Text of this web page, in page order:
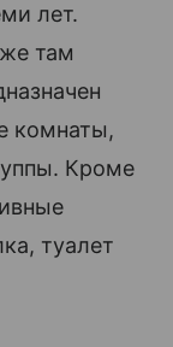
лет.
там
комнаты,
Кроме
туалет